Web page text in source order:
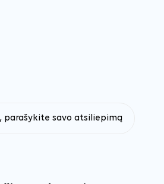
parašykite savo atsiliepimą